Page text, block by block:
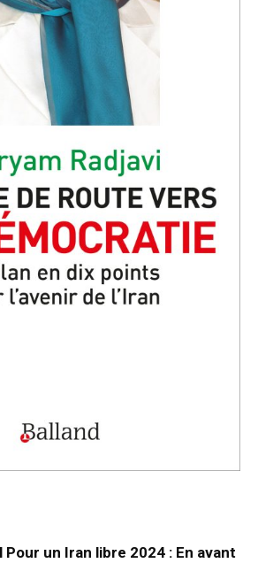
un Iran libre 2024 : En avant